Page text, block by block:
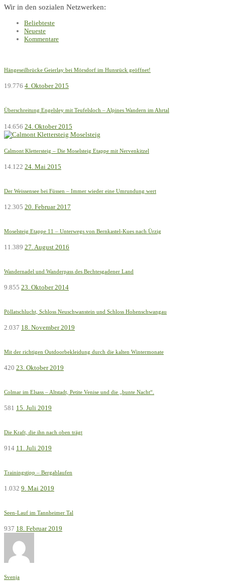
Wir in den sozialen Netzwerken:
Beliebteste
Neueste
Kommentare
Hängeseilbrücke Geierlay bei Mörsdorf im Hunsrück geöffnet!
19.776 4. Oktober 2015
Überschreitung Engelsley mit Teufelsloch – Alpines Wandern im Ahrtal
14.656 24. Oktober 2015
Calmont Klettersteig – Die Moselsteig Etappe mit Nervenkitzel
14.122 24. Mai 2015
Der Weissensee bei Füssen – Immer wieder eine Umrundung wert
12.305 20. Februar 2017
Moselsteig Etappe 11 – Unterwegs von Bernkastel-Kues nach Ürzig
11.389 27. August 2016
Wandernadel und Wanderpass des Bechtesgadener Land
9.855 23. Oktober 2014
Pöllatschlucht, Schloss Neuschwanstein und Schloss Hohenschwangau
2.037 18. November 2019
Mit der richtigen Outdoorbekleidung durch die kalten Wintermonate
420 23. Oktober 2019
Colmar im Elsass – Altstadt, Petite Venise und die „bunte Nacht“.
581 15. Juli 2019
Die Kraft, die ihn nach oben trägt
914 11. Juli 2019
Trainingstipp – Bergablaufen
1.032 9. Mai 2019
Seen-Lauf im Tannheimer Tal
937 18. Februar 2019
Svenja